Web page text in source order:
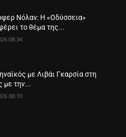
Νόλαν: Η «Οδύσσεια»
το θέμα της...
08:34
με Λιβάι Γκαρσία στη
με την...
08:10